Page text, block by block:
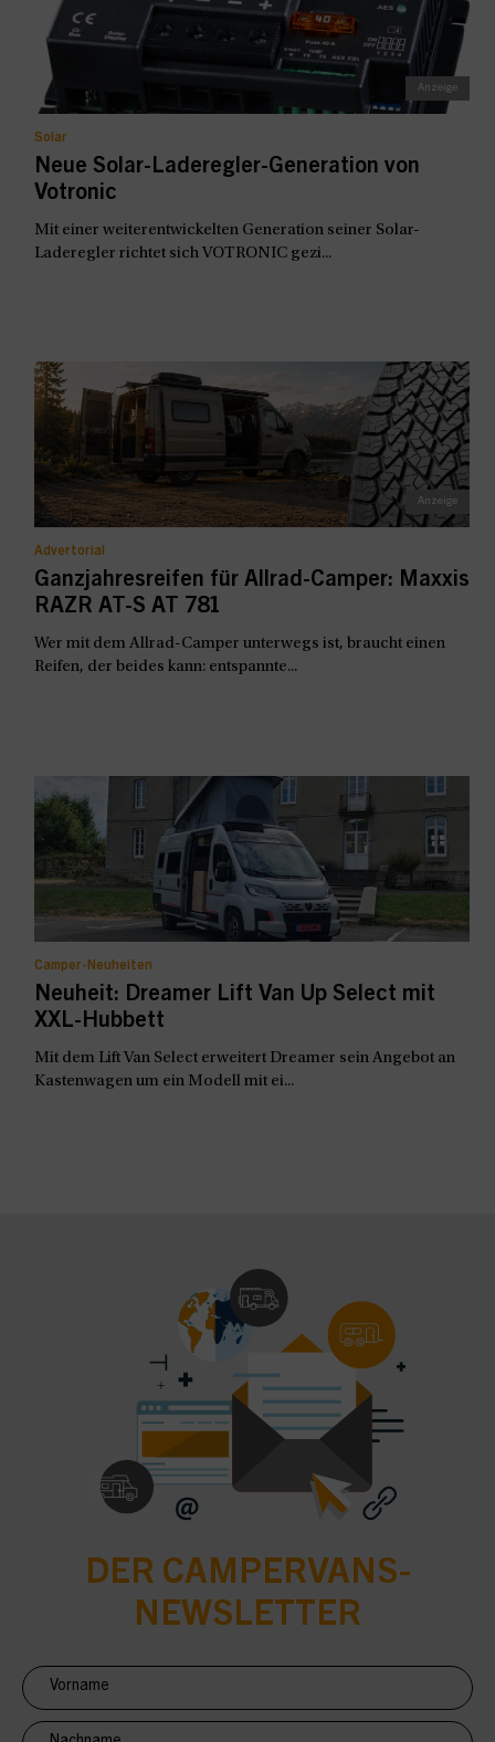
Solar
Neue Solar-Laderegler-Generation von
Votronic
Mit einer weiterentwickelten Generation seiner Solar-
Laderegler richtet sich VOTRONIC gezi...
Advertorial
Ganzjahresreifen für Allrad-Camper: Maxxis
RAZR AT-S AT 781
Wer mit dem Allrad-Camper unterwegs ist, braucht einen
Reifen, der beides kann: entspannte...
Camper-Neuheiten
Neuheit: Dreamer Lift Van Up Select mit
XXL-Hubbett
Mit dem Lift Van Select erweitert Dreamer sein Angebot an
Kastenwagen um ein Modell mit ei...
DER CAMPERVANS-
NEWSLETTER
Newsletter
Anmeldung
CV